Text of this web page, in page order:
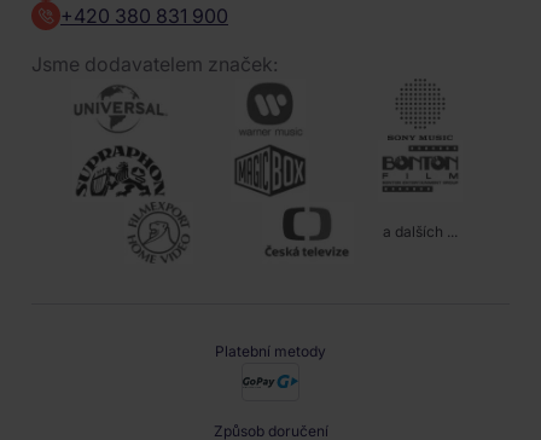
+420 380 831 900
Jsme dodavatelem značek:
a dalších ...
Platební metody
Způsob doručení